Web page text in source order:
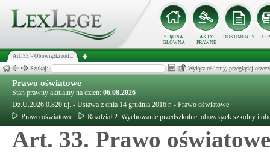
STRONA
GŁÓWNA
AKTY
PRAWNE
DOKUMENTY
Art. 33. - Obowiązki rod...
Szukaj: Wyłącz reklamy, przeglądaj
Prawo oświatowe
Stan prawny aktualny na dzień: 06.08.2026
Dz.U.2026.0.820 t.j. - Ustawa z dnia 14 grudnia 2016 r. - Prawo oświatowe
Prawo oświatowe
Rozdział 2. Wychowanie przedszkolne, obowiązek szkolny i
Art. 33. Prawo oświatowe